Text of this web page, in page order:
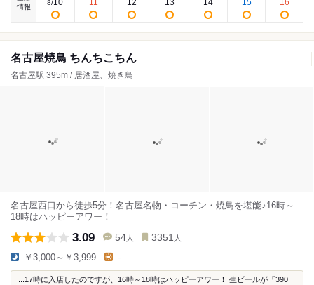
情報
8/10 11 12 13 14 15 16
名古屋焼鳥 ちんちこちん
名古屋駅 395m / 居酒屋、焼き鳥
名古屋西口から徒歩5分！名古屋名物・コーチン・焼鳥を堪能♪16時～
18時はハッピーアワー！
3.09 54 人 3351 人
￥3,000～￥3,999 -
...17時に入店したのですが、16時～18時はハッピーアワー！ 生ビールが『390